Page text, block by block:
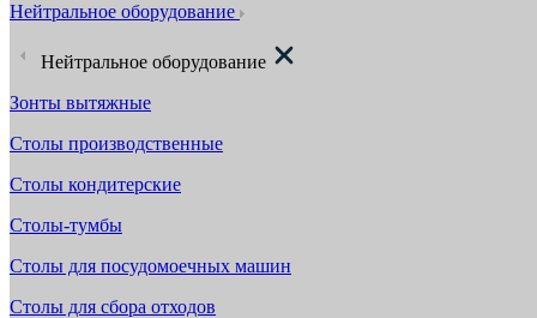
Нейтральное оборудование
Нейтральное оборудование
Зонты вытяжные
Столы производственные
Столы кондитерские
Столы-тумбы
Столы для посудомоечных машин
Столы для сбора отходов